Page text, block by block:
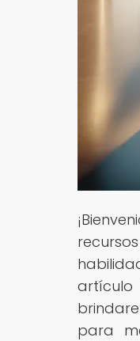
artículo
para